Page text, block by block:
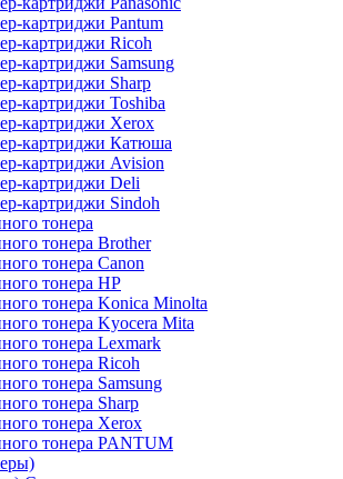
картриджи Pantum
картриджи Ricoh
картриджи Samsung
картриджи Sharp
картриджи Toshiba
картриджи Xerox
картриджи Катюша
картриджи Avision
картриджи Deli
картриджи Sindoh
тонера
тонера Brother
тонера Canon
тонера HP
тонера Konica Minolta
тонера Kyocera Mita
тонера Lexmark
тонера Ricoh
тонера Samsung
тонера Sharp
тонера Xerox
тонера PANTUM